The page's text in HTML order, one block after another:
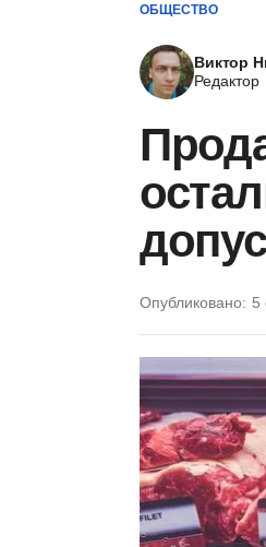
ОБЩЕСТВО
Виктор
Редактор
Опубликовано: 5